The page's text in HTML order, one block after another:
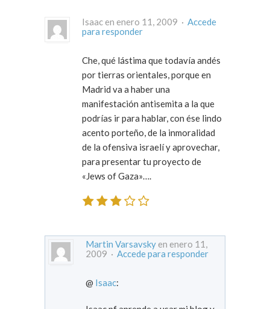
Isaac en enero 11, 2009 · Accede
para responder
Che, qué lástima que todavía andés
por tierras orientales, porque en
Madrid va a haber una
manifestación antisemita a la que
podrías ir para hablar, con ése lindo
acento porteño, de la inmoralidad
de la ofensiva israelí y aprovechar,
para presentar tu proyecto de
«Jews of Gaza»….
Martin Varsavsky en enero 11,
2009 · Accede para responder
@ Isaac: